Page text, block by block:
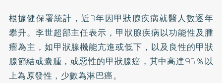
根據健保署統計，近3年因甲狀腺疾病就醫人數逐年
攀升。李世超部主任表示，甲狀腺疾病以功能性及腫
瘤為主，如甲狀腺機能亢進或低下，以及良性的甲狀
腺節結或囊腫，或惡性的甲狀腺癌，其中高達95％以
上為原發性，少數為淋巴癌。